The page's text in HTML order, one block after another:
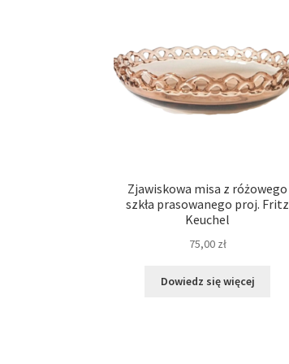
Zjawiskowa misa z różowego
szkła prasowanego proj. Fritz
Keuchel
75,00 zł
Dowiedz się więcej